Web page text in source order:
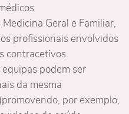
Geral e Familiar,
profissionais envolvidos
contracetivos.
podem ser
da mesma
por exemplo,